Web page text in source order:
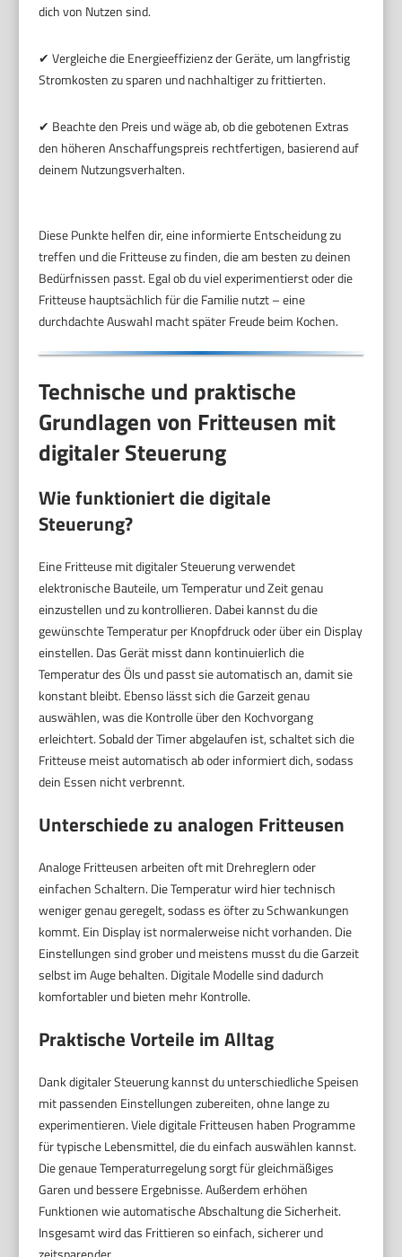
dich von Nutzen sind.
✔ Vergleiche die Energieeffizienz der Geräte, um langfristig
Stromkosten zu sparen und nachhaltiger zu frittierten.
✔ Beachte den Preis und wäge ab, ob die gebotenen Extras
den höheren Anschaffungspreis rechtfertigen, basierend auf
deinem Nutzungsverhalten.
Diese Punkte helfen dir, eine informierte Entscheidung zu
treffen und die Fritteuse zu finden, die am besten zu deinen
Bedürfnissen passt. Egal ob du viel experimentierst oder die
Fritteuse hauptsächlich für die Familie nutzt – eine
durchdachte Auswahl macht später Freude beim Kochen.
Technische und praktische
Grundlagen von Fritteusen mit
digitaler Steuerung
Wie funktioniert die digitale
Steuerung?
Eine Fritteuse mit digitaler Steuerung verwendet
elektronische Bauteile, um Temperatur und Zeit genau
einzustellen und zu kontrollieren. Dabei kannst du die
gewünschte Temperatur per Knopfdruck oder über ein Display
einstellen. Das Gerät misst dann kontinuierlich die
Temperatur des Öls und passt sie automatisch an, damit sie
konstant bleibt. Ebenso lässt sich die Garzeit genau
auswählen, was die Kontrolle über den Kochvorgang
erleichtert. Sobald der Timer abgelaufen ist, schaltet sich die
Fritteuse meist automatisch ab oder informiert dich, sodass
dein Essen nicht verbrennt.
Unterschiede zu analogen Fritteusen
Analoge Fritteusen arbeiten oft mit Drehreglern oder
einfachen Schaltern. Die Temperatur wird hier technisch
weniger genau geregelt, sodass es öfter zu Schwankungen
kommt. Ein Display ist normalerweise nicht vorhanden. Die
Einstellungen sind grober und meistens musst du die Garzeit
selbst im Auge behalten. Digitale Modelle sind dadurch
komfortabler und bieten mehr Kontrolle.
Praktische Vorteile im Alltag
Dank digitaler Steuerung kannst du unterschiedliche Speisen
mit passenden Einstellungen zubereiten, ohne lange zu
experimentieren. Viele digitale Fritteusen haben Programme
für typische Lebensmittel, die du einfach auswählen kannst.
Die genaue Temperaturregelung sorgt für gleichmäßiges
Garen und bessere Ergebnisse. Außerdem erhöhen
Funktionen wie automatische Abschaltung die Sicherheit.
Insgesamt wird das Frittieren so einfach, sicherer und